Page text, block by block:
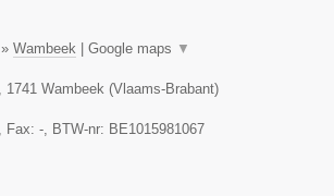
» Wambeek Google maps ▼
1741 Wambeek (Vlaams-Brabant)
, Fax: - , BTW-nr: BE1015981067